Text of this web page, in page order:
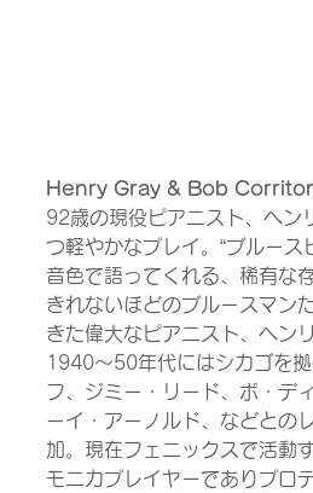
Henry Gray & Bob
92歳の現役ピアニスト、ヘン
つ軽やかなプレイ。“ブルース
音色で語ってくれる、稀有な
きれないほどのブルースマン
きた偉大なピアニスト、ヘン
1940～50年代にはシカゴを
フ、ジミー・リード、ボ・デ
ーイ・アーノルド、などとの
加。現在フェニックスで活動
モニカプレイヤーでありプロ